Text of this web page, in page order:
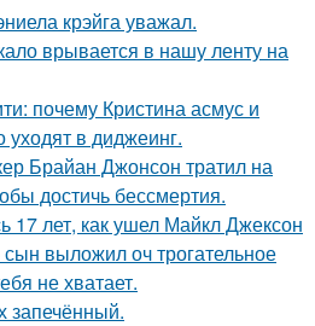
крэйга уважал.
врывается в нашу ленту на
почему Кристина асмус и
уходят в диджеинг.
Брайан Джонсон тратил на
достичь бессмертия.
17 лет, как ушел Майкл Джексон
выложил оч трогательное
не хватает.
запечённый.